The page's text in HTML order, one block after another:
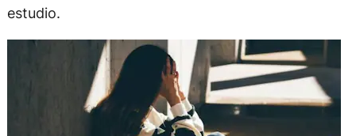
estudio.